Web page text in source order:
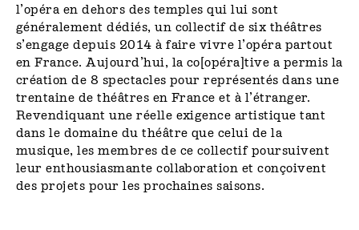
l’opéra en dehors des temples qui lui sont
généralement dédiés, un collectif de six théâtres
s’engage depuis 2014 à faire vivre l’opéra partout
en France. Aujourd’hui, la co[opéra]tive a permis la
création de 8 spectacles pour représentés dans une
trentaine de théâtres en France et à l’étranger.
Revendiquant une réelle exigence artistique tant
dans le domaine du théâtre que celui de la
musique, les membres de ce collectif poursuivent
leur enthousiasmante collaboration et conçoivent
des projets pour les prochaines saisons.